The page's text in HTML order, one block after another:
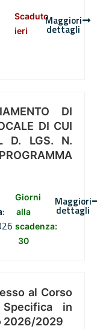
Scaduto
ieri
Maggiori
dettagli
DI
DI CUI
D. LGS. N.
:
Giorni
alla
scadenza:
30
Maggiori
dettagli
al Corso
in
2026/2029